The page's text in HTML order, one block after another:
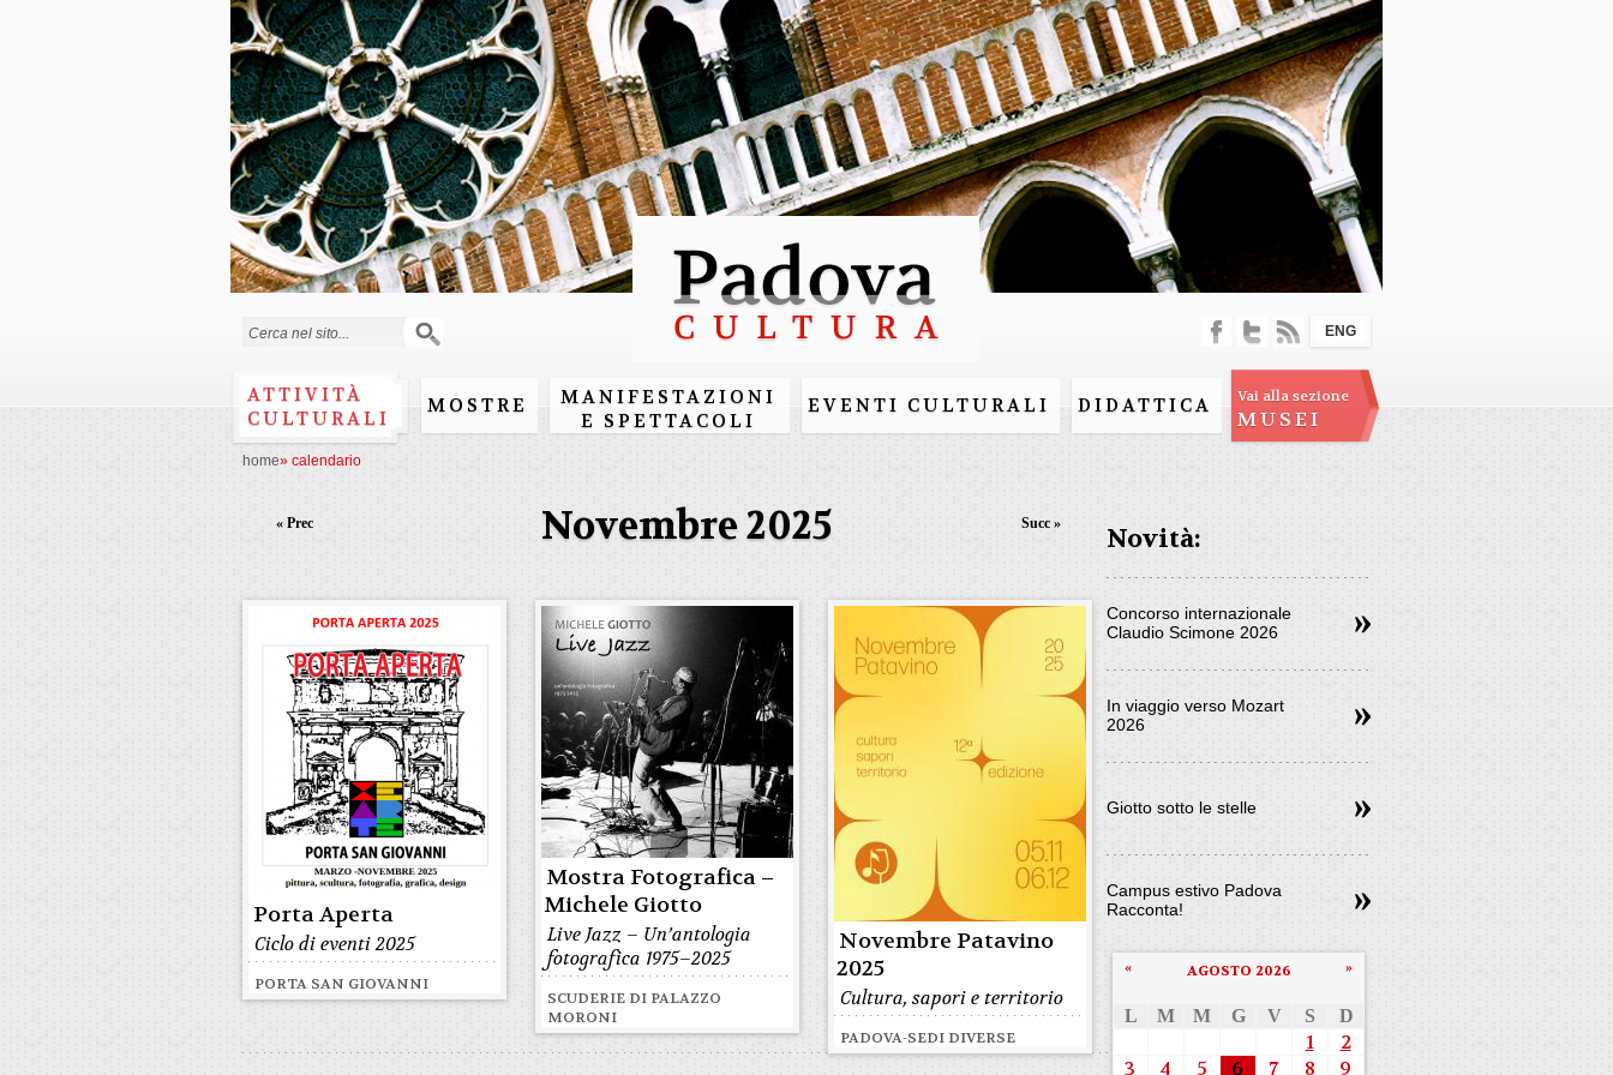
Salta al
contenuto
principale
Form di ricerca
ATTIVITÀ
CULTURALI
MOSTRE
MANIFESTAZIONI
E SPETTACOLI
EVENTI CULTURALI DIDATTICA Vai alla sezione
MUSEI
ENG
home» calendario
Novembre 2025
« Prec Succ »
Porta Aperta
Ciclo di eventi 2025
PORTA SAN GIOVANNI
Mostra Fotografica –
Michele Giotto
Live Jazz – Un’antologia
fotografica 1975–2025
SCUDERIE DI PALAZZO
MORONI
Novembre Patavino
2025
Cultura, sapori e territorio
PADOVA-SEDI DIVERSE
Novità:
Concorso internazionale
Claudio Scimone 2026
In viaggio verso Mozart
2026
Giotto sotto le stelle
Campus estivo Padova
Racconta!
AGOSTO 2026
« »
L M M G V S D
1
2
3
4 5 6 7 8 9